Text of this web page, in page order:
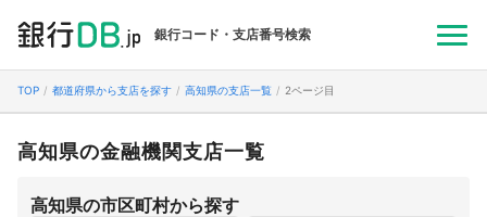
銀行コード・支店番号検索
TOP 都道府県から支店を探す 高知県の支店一覧 2ページ目
高知県の金融機関支店一覧
高知県の市区町村から探す